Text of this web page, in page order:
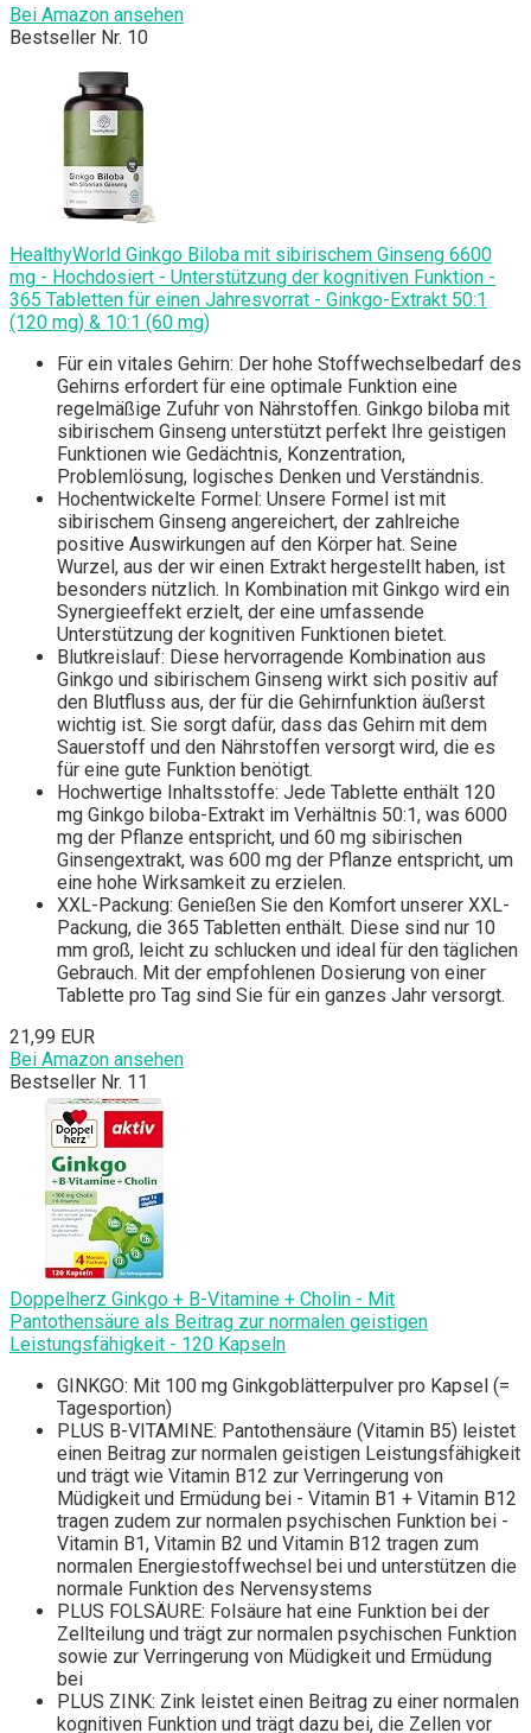
Bei Amazon ansehen
Bestseller Nr. 10
HealthyWorld Ginkgo Biloba mit sibirischem Ginseng 6600
mg - Hochdosiert - Unterstützung der kognitiven Funktion -
365 Tabletten für einen Jahresvorrat - Ginkgo-Extrakt 50:1
(120 mg) & 10:1 (60 mg)
Für ein vitales Gehirn: Der hohe Stoffwechselbedarf des
Gehirns erfordert für eine optimale Funktion eine
regelmäßige Zufuhr von Nährstoffen. Ginkgo biloba mit
sibirischem Ginseng unterstützt perfekt Ihre geistigen
Funktionen wie Gedächtnis, Konzentration,
Problemlösung, logisches Denken und Verständnis.
Hochentwickelte Formel: Unsere Formel ist mit
sibirischem Ginseng angereichert, der zahlreiche
positive Auswirkungen auf den Körper hat. Seine
Wurzel, aus der wir einen Extrakt hergestellt haben, ist
besonders nützlich. In Kombination mit Ginkgo wird ein
Synergieeffekt erzielt, der eine umfassende
Unterstützung der kognitiven Funktionen bietet.
Blutkreislauf: Diese hervorragende Kombination aus
Ginkgo und sibirischem Ginseng wirkt sich positiv auf
den Blutfluss aus, der für die Gehirnfunktion äußerst
wichtig ist. Sie sorgt dafür, dass das Gehirn mit dem
Sauerstoff und den Nährstoffen versorgt wird, die es
für eine gute Funktion benötigt.
Hochwertige Inhaltsstoffe: Jede Tablette enthält 120
mg Ginkgo biloba-Extrakt im Verhältnis 50:1, was 6000
mg der Pflanze entspricht, und 60 mg sibirischen
Ginsengextrakt, was 600 mg der Pflanze entspricht, um
eine hohe Wirksamkeit zu erzielen.
XXL-Packung: Genießen Sie den Komfort unserer XXL-
Packung, die 365 Tabletten enthält. Diese sind nur 10
mm groß, leicht zu schlucken und ideal für den täglichen
Gebrauch. Mit der empfohlenen Dosierung von einer
Tablette pro Tag sind Sie für ein ganzes Jahr versorgt.
21,99 EUR
Bei Amazon ansehen
Bestseller Nr. 11
Doppelherz Ginkgo + B-Vitamine + Cholin - Mit
Pantothensäure als Beitrag zur normalen geistigen
Leistungsfähigkeit - 120 Kapseln
GINKGO: Mit 100 mg Ginkgoblätterpulver pro Kapsel (=
Tagesportion)
PLUS B-VITAMINE: Pantothensäure (Vitamin B5) leistet
einen Beitrag zur normalen geistigen Leistungsfähigkeit
und trägt wie Vitamin B12 zur Verringerung von
Müdigkeit und Ermüdung bei - Vitamin B1 + Vitamin B12
tragen zudem zur normalen psychischen Funktion bei -
Vitamin B1, Vitamin B2 und Vitamin B12 tragen zum
normalen Energiestoffwechsel bei und unterstützen die
normale Funktion des Nervensystems
PLUS FOLSÄURE: Folsäure hat eine Funktion bei der
Zellteilung und trägt zur normalen psychischen Funktion
sowie zur Verringerung von Müdigkeit und Ermüdung
bei
PLUS ZINK: Zink leistet einen Beitrag zu einer normalen
kognitiven Funktion und trägt dazu bei, die Zellen vor